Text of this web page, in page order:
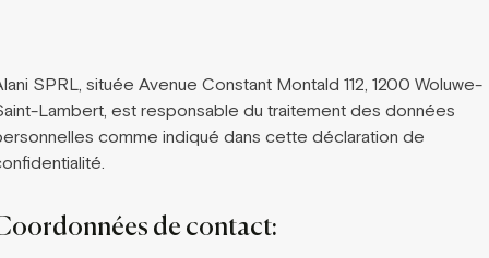
SPRL, située Avenue Constant Montald 112, 1200 Woluwe-
Lambert, est responsable du traitement des données
comme indiqué dans cette déclaration de
de contact: